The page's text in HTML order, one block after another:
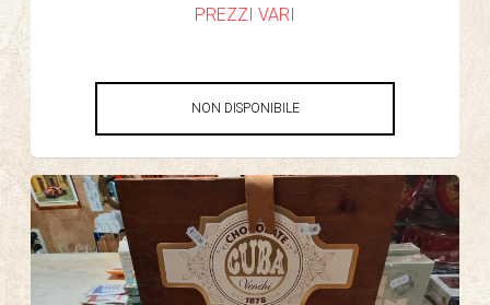
PREZZI VARI
NON DISPONIBILE